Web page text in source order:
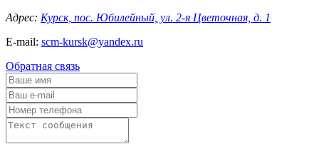
Адрес: Курск, пос. Юбилейный, ул. 2-я Цветочная, д. 1
E-mail: scm-kursk@yandex.ru
Обратная связь